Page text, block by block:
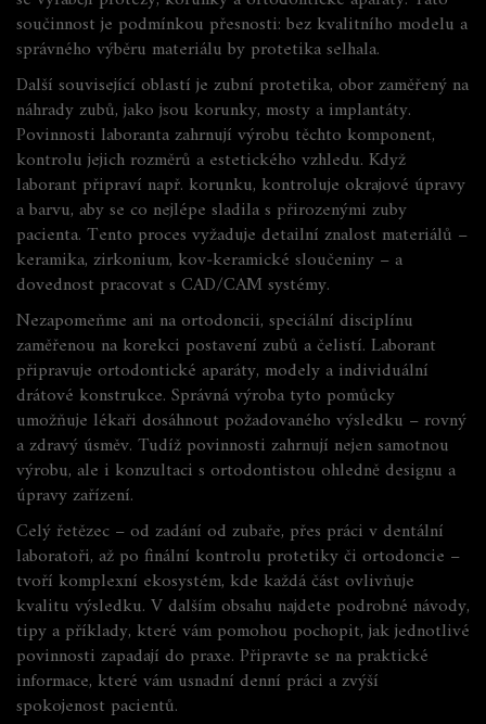
součinnost je podmínkou přesnosti: bez kvalitního modelu a
správného výběru materiálu by protetika selhala.
Další související oblastí je zubní protetika, obor zaměřený na
náhrady zubů, jako jsou korunky, mosty a implantáty.
Povinnosti laboranta zahrnují výrobu těchto komponent,
kontrolu jejich rozměrů a estetického vzhledu. Když
laborant připraví např. korunku, kontroluje okrajové úpravy
a barvu, aby se co nejlépe sladila s přirozenými zuby
pacienta. Tento proces vyžaduje detailní znalost materiálů –
keramika, zirkonium, kov‑keramické sloučeniny – a
dovednost pracovat s CAD/CAM systémy.
Nezapomeňme ani naortodoncii, speciální disciplínu
zaměřenou na korekci postavení zubů a čelistí. Laborant
připravuje ortodontické aparáty, modely a individuální
drátové konstrukce. Správná výroba tyto pomůcky
umožňuje lékaři dosáhnout požadovaného výsledku – rovný
a zdravý úsměv. Tudíž povinnosti zahrnují nejen samotnou
výrobu, ale i konzultaci s ortodontistou ohledně designu a
úpravy zařízení.
Celý řetězec – od zadání od zubaře, přes práci v dentální
laboratoři, až po finální kontrolu protetiky či ortodoncie –
tvoří komplexní ekosystém, kde každá část ovlivňuje
kvalitu výsledku. V dalším obsahu najdete podrobné návody,
tipy a příklady, které vám pomohou pochopit, jak jednotlivé
povinnosti zapadají do praxe. Připravte se na praktické
informace, které vám usnadní denní práci a zvýší
spokojenost pacientů.